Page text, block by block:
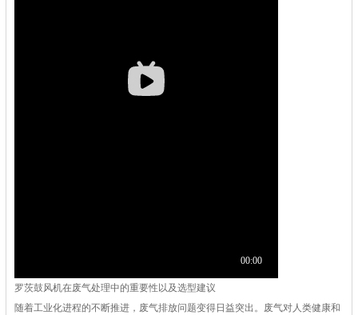
罗茨鼓风机在废气处理中的重要性以及选型建议
随着工业化进程的不断推进，废气排放问题变得日益突出。废气对人类健康和